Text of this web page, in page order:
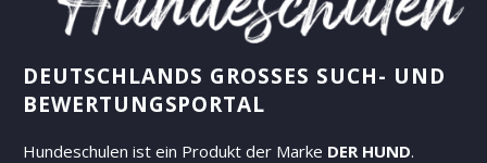
DEUTSCHLANDS GROSSES SUCH- UND B
EWERTUNGSPORTAL
Hundeschulen ist ein Produkt der Marke DER HUND.